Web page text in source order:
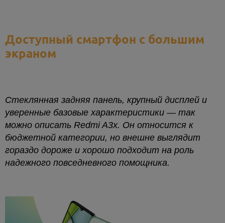
Доступный смартфон с большим
экраном
Стеклянная задняя панель, крупный дисплей и
уверенные базовые характеристики — так
можно описать Redmi A3x. Он относится к
бюджетной категории, но внешне выглядит
гораздо дороже и хорошо подходит на роль
надежного повседневного помощника.